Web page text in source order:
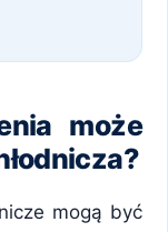
może
mogą być